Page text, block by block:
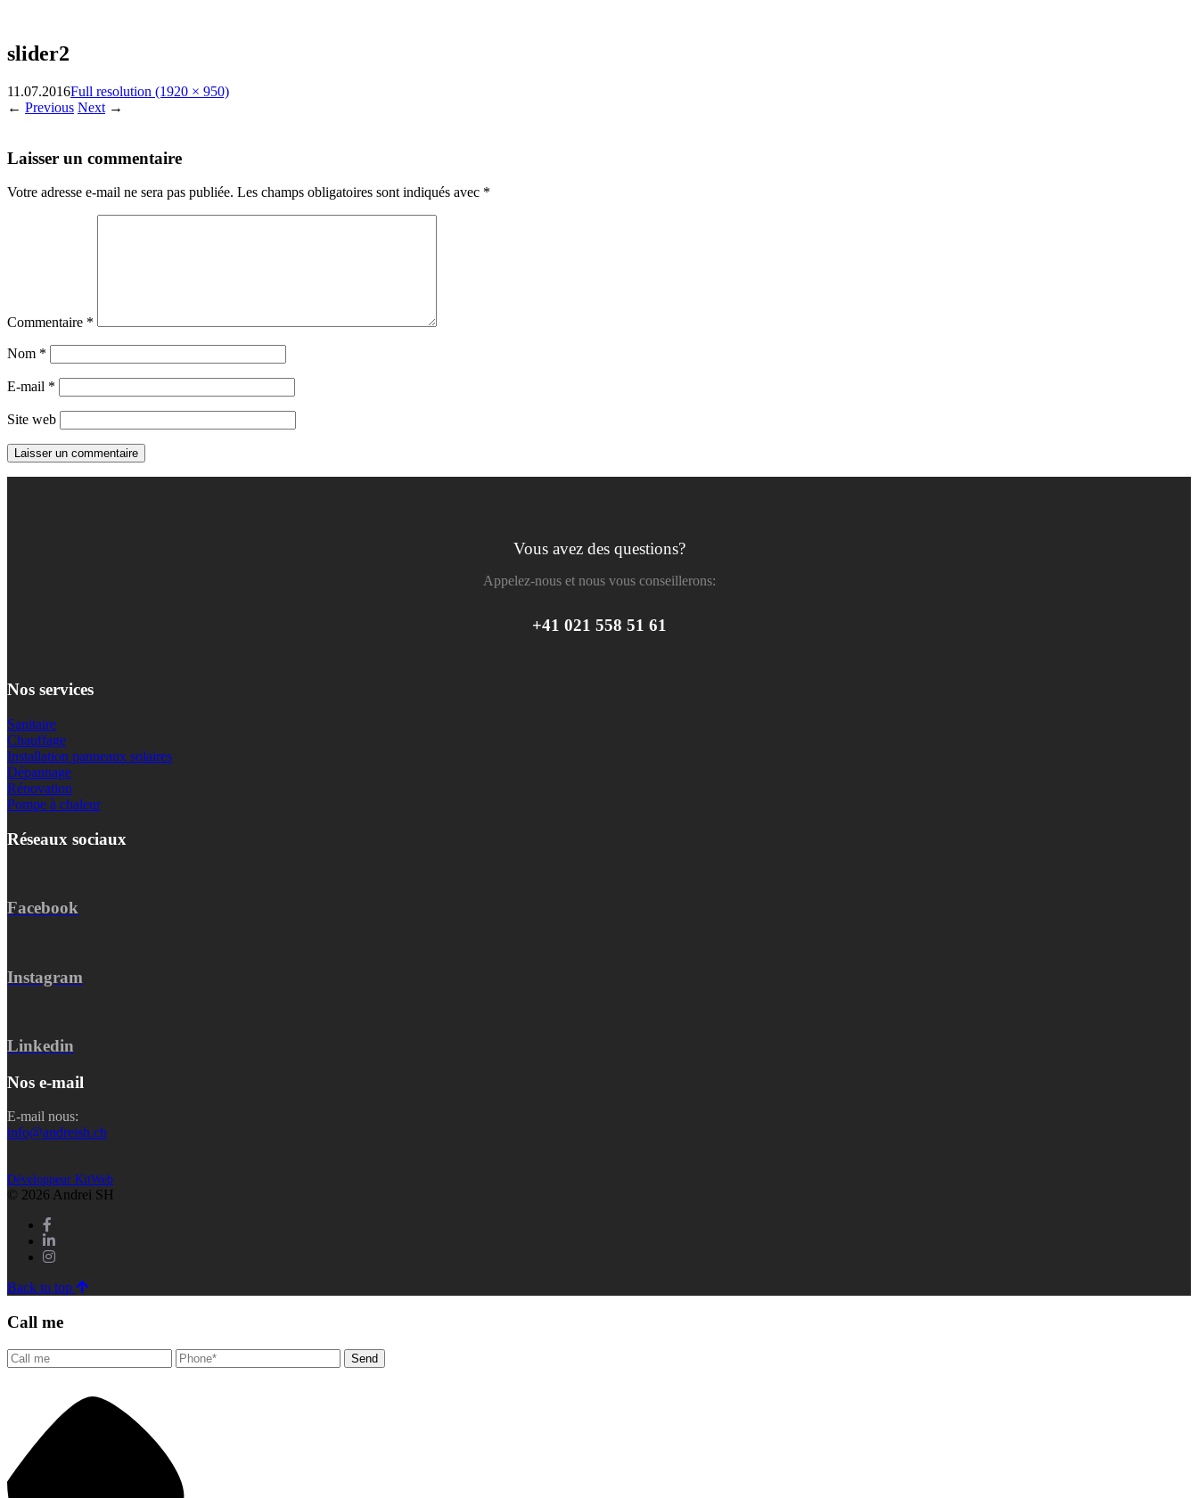
slider2
11.07.2016Full resolution (1920 × 950)
← Previous Next →
Laisser un commentaire
Votre adresse e-mail ne sera pas publiée. Les champs obligatoires sont indiqués avec *
Commentaire *
Nom *
E-mail *
Site web
Vous avez des questions?
Appelez-nous et nous vous conseillerons:
+41 021 558 51 61
Nos services
Sanitaire
Chauffage
Installation panneaux solaires
Dépannage
Rénovation
Pompe à chaleur
Réseaux sociaux
Facebook
Instagram
Linkedin
Nos e-mail
E-mail nous:
info@andreish.ch
Développeur KitWeb
© 2026 Andrei SH
Back to top
Call me
Send